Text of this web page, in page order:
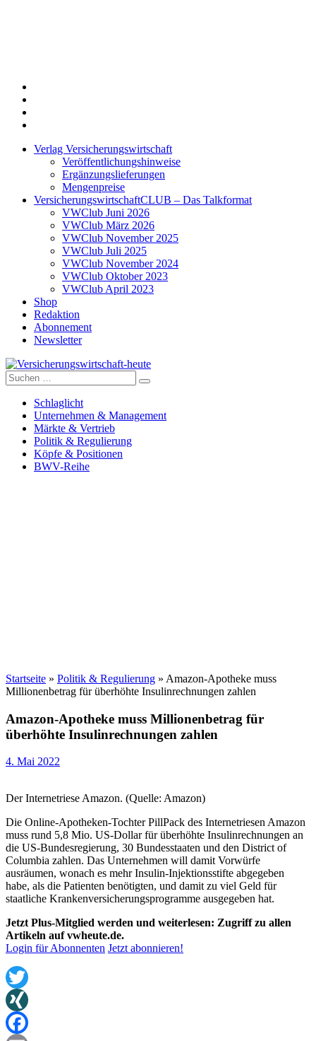
Verlag Versicherungswirtschaft
Veröffentlichungshinweise
Ergänzungslieferungen
Mengenpreise
VersicherungswirtschaftCLUB – Das Talkformat
VWClub Juni 2026
VWClub März 2026
VWClub November 2025
VWClub Juli 2025
VWClub November 2024
VWClub Oktober 2023
VWClub April 2023
Shop
Redaktion
Abonnement
Newsletter
Versicherungswirtschaft-heute
Suche
nach:
Schlaglicht
Unternehmen & Management
Märkte & Vertrieb
Politik & Regulierung
Köpfe & Positionen
BWV-Reihe
Startseite » Politik & Regulierung » Amazon-Apotheke muss
Millionenbetrag für überhöhte Insulinrechnungen zahlen
Amazon-Apotheke muss Millionenbetrag für
überhöhte Insulinrechnungen zahlen
4. Mai 2022
Der Internetriese Amazon. (Quelle: Amazon)
Die Online-Apotheken-Tochter PillPack des Internetriesen Amazon
muss rund 5,8 Mio. US-Dollar für überhöhte Insulinrechnungen an
die US-Bundesregierung, 30 Bundesstaaten und den District of
Columbia zahlen. Das Unternehmen will damit Vorwürfe
ausräumen, wonach es mehr Insulin-Injektionsstifte abgegeben
habe, als die Patienten benötigten, und damit zu viel Geld für
staatliche Krankenversicherungsprogramme ausgegeben hat.
Jetzt Plus-Mitglied werden und weiterlesen: Zugriff zu allen
Artikeln auf vwheute.de.
Login für Abonnenten Jetzt abonnieren!
Twitter
XING